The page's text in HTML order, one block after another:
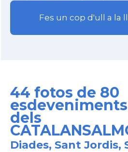
Fes un cop d'ull a la
44 fotos de 80
dels
Diades, Sant Jordis,